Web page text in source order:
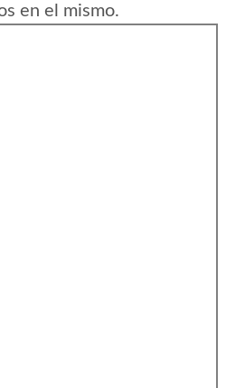
en el mismo.